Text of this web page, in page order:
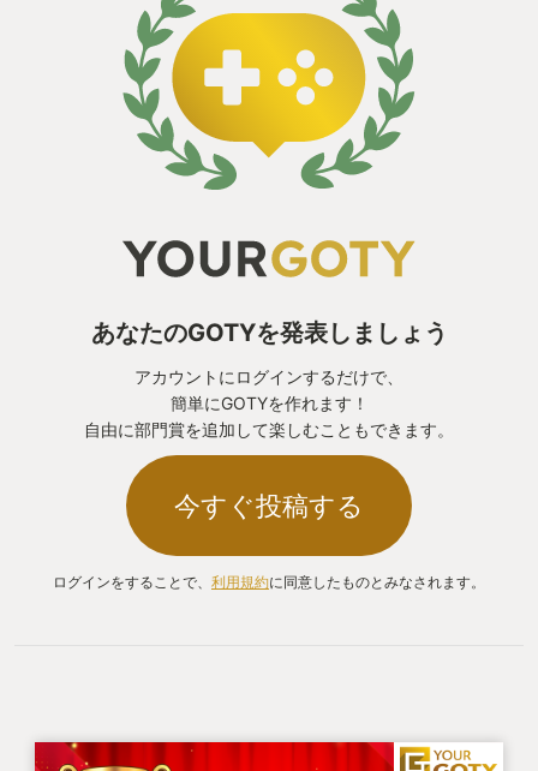
あなたのGOTYを発表しましょう
アカウントにログインするだけで、
簡単にGOTYを作れます！
自由に部門賞を追加して楽しむこともできます。
今すぐ投稿する
ログインをすることで、 利用規約に同意したものとみなされます。